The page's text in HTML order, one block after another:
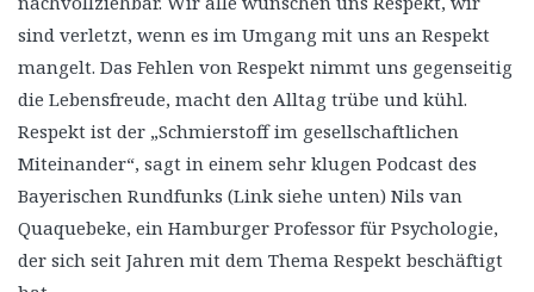
sind verletzt, wenn es im Umgang mit uns an Respekt
mangelt. Das Fehlen von Respekt nimmt uns gegenseitig
die Lebensfreude, macht den Alltag trübe und kühl.
Respekt ist der „Schmierstoff im gesellschaftlichen
Miteinander“, sagt in einem sehr klugen Podcast des
Bayerischen Rundfunks (Link siehe unten) Nils van
Quaquebeke, ein Hamburger Professor für Psychologie,
der sich seit Jahren mit dem Thema Respekt beschäftigt